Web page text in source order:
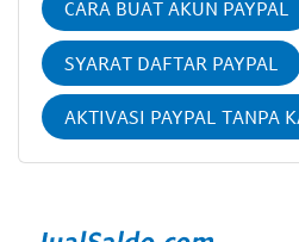
CARA BUAT AKUN PAYPAL
SYARAT DAFTAR PAYPAL
AKTIVASI PAYPAL TANPA